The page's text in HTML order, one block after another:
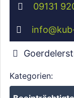
09131
info@
Kategorien: